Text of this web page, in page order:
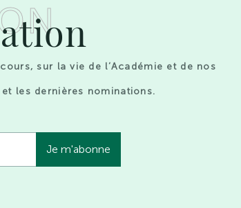
sur la vie de l’Académie et de nos
les dernières nominations.